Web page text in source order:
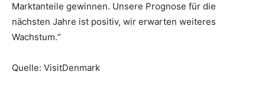
Marktanteile gewinnen. Unsere Prognose für die
nächsten Jahre ist positiv, wir erwarten weiteres
Wachstum.“
Quelle: VisitDenmark